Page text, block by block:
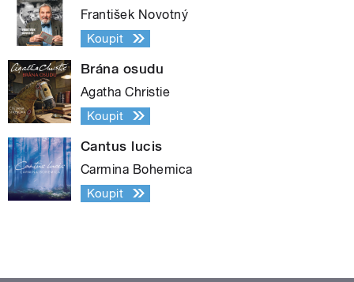
František Novotný
Koupit
Brána osudu
Agatha Christie
Koupit
Cantus lucis
Carmina Bohemica
Koupit